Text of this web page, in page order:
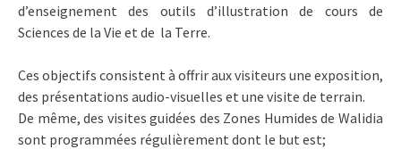
d’enseignement des outils d’illustration de cours de
Sciences de la Vie et de la Terre.
Ces objectifs consistent à offrir aux visiteurs une exposition,
des présentations audio-visuelles et une visite de terrain.
De même, des visites guidées des Zones Humides de Walidia
sont programmées régulièrement dont le but est;